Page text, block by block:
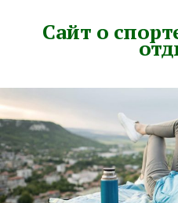
Сайт о